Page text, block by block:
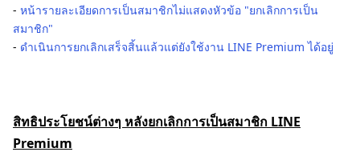
- หน้ารายละเอียดการเป็นสมาชิกไม่แสดงหัวข้อ "ยกเลิกการเป็น
สมาชิก"
- ดำเนินการยกเลิกเสร็จสิ้นแล้วแต่ยังใช้งาน LINE Premium ได้อยู่
สิทธิประโยชน์ต่างๆ หลังยกเลิกการเป็นสมาชิก LINE
Premium